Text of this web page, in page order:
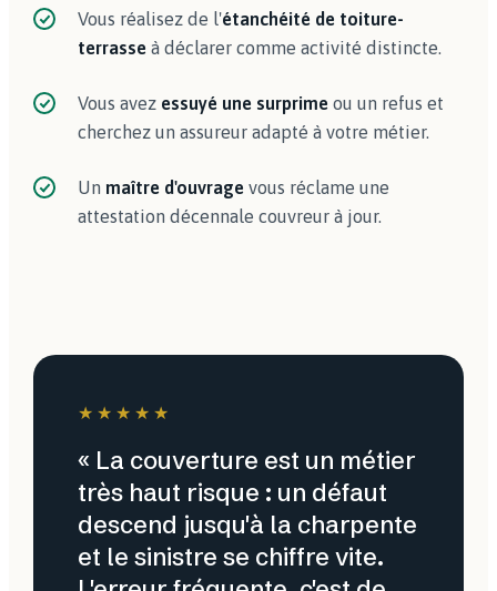
Vous réalisez de l'étanchéité de toiture-
terrasse à déclarer comme activité distincte.
Vous avez essuyé une surprime ou un refus et
cherchez un assureur adapté à votre métier.
Un maître d'ouvrage vous réclame une
attestation décennale couvreur à jour.
★★★★★
« La couverture est un métier
très haut risque : un défaut
descend jusqu'à la charpente
et le sinistre se chiffre vite.